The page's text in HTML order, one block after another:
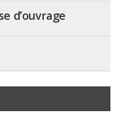
d’ouvrage